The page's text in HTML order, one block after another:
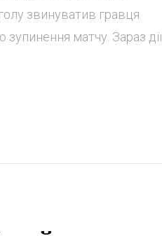
звинуватив гравця
матчу. Зараз дії